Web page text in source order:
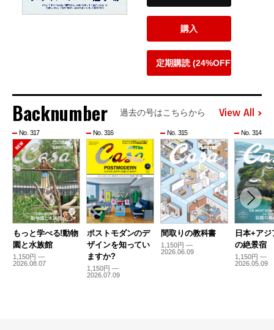
購入
定期購読 (24%OFF)
Backnumber 過去の号はこちらから View All
No. 317
もっと学べる!動物
園と水族館
1,150円 —
2026.08.07
No. 316
ポストモダンのデ
ザインを知ってい
ますか?
1,150円 —
2026.07.09
No. 315
間取りの教科書
1,150円 —
2026.06.09
No. 314
日本+アジ
の絶景宿
1,150円 —
2026.05.09